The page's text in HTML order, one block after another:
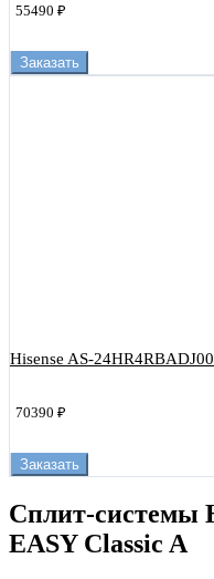
55490 ₽
Заказать
Hisense AS-24HR4RBADJ00
70390 ₽
Заказать
Сплит-системы
EASY Classic A